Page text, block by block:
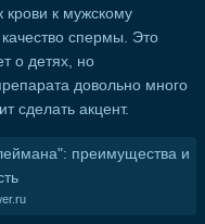
крови к мужскому
спермы. Это
о детях, но
довольно много
сделать акцент.